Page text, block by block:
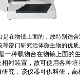
是在物镜上面的，故特别适
等部门研究活体微生物的优
一种载物台在物镜上面的
衬装置，故可使用各种
究，该仪器可供科研，